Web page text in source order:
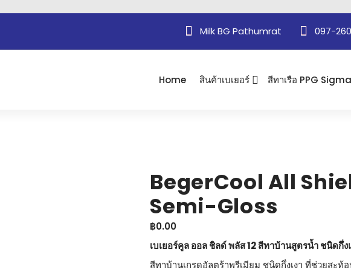
Milk BG Pathumrat 097-
Home สินค้าเบเยอร์ สีทาเรือ PPG Sigma
BegerCool All
Semi-Gloss
฿0.00
เบเยอร์คูล ออล ชิลด์ พลัส 12 สีทาบ้านสูตรน้ำ ชนิดกึ่ง
สีทาบ้านเกรดอัลตร้าพรีเมียม ชนิดกึ่งเงา ที่ช่วยสะ